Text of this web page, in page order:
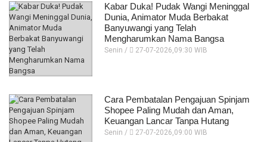
Kabar Duka! Pudak Wangi Meninggal
Dunia, Animator Muda Berbakat
Banyuwangi yang Telah
Mengharumkan Nama Bangsa
Senin / 27-07-2026,09:30 WIB
Cara Pembatalan Pengajuan Spinjam
Shopee Paling Mudah dan Aman,
Keuangan Lancar Tanpa Hutang
Senin / 27-07-2026,09:00 WIB